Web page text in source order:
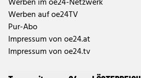
Werben im oe24-Netzwerk
Werben auf oe24TV
Pur-Abo
Impressum von oe24.at
Impressum von oe24.tv